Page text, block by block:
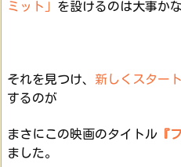
ミット」 を設けるのは大事か
それを見つけ、 新しくスター
するのが
まさにこの映画のタイトル 『
ました。